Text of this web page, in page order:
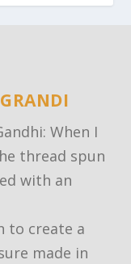
When I
thread spun
with an
to create a
made in